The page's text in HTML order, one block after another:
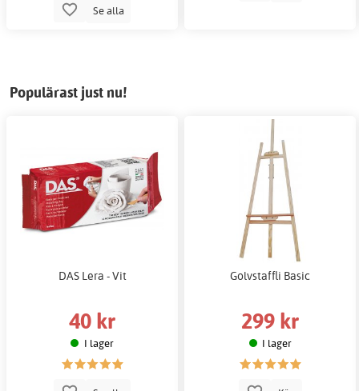
Se alla
Populärast just nu!
DAS Lera - Vit
40 kr
I lager
Golvstaffli Basic
299 kr
I lager